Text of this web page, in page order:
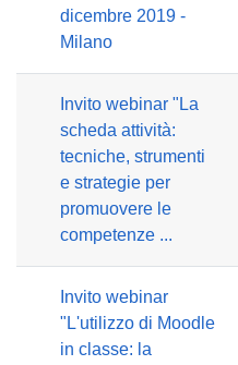
dicembre 2019 -
Milano
Invito webinar "La
scheda attività:
tecniche, strumenti
e strategie per
promuovere le
competenze ...
Invito webinar
"L'utilizzo di Moodle
in classe: la